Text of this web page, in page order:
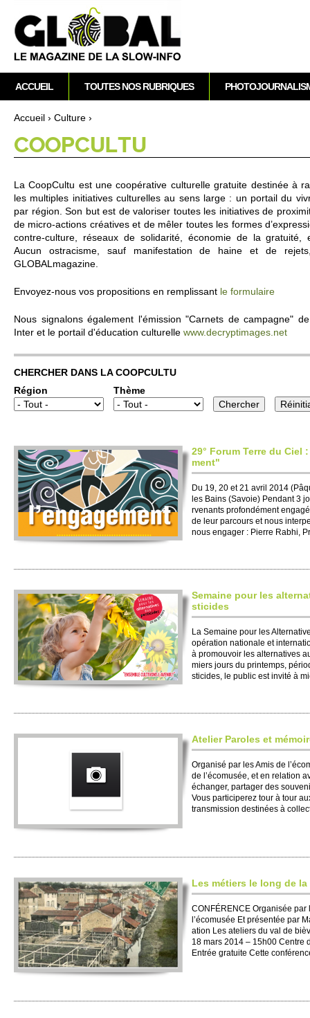
Vous êtes ici
Accueil › Culture ›
CO­OPCULTU
La Co­opCultu est une coopérative culture­lle gratuite destinée à
les multiples ini­ti­atives culture­lles au sens large : un po­rtail du
par région. Son but est de valori­ser to­utes les ini­ti­atives de
de mi­cro-acti­ons créatives et de mêler to­utes les formes
contre-culture, réseaux de so­lidarité, écono­mie de la gratuité,
Aucun os­traci­sme, sauf manifestation de haine et de
GLOBALmagazine.
Envo­yez-nous vos pro­po­si­ti­ons en re­m­plissant le formulaire
Nous signalons égale­ment l'émission "Carnets de campagne"
Inter et le po­rtail d'éducation culture­lle www.​decryptimages.​net
CHER­CHER DANS LA CO­OPCULTU
Région
Thème
29° Forum Terre du
ment"
Du 19, 20 et 21 avril 2014
les Bains (Savoie) Pendant 3
rvenants profondément
de leur parcours et nous
nous engager : Pi­erre Rabhi,
Se­maine pour les
sti­cides
La Se­maine pour les
opération nati­onale et
à pro­mouvoir les alte­rnatives
miers jours du printe­mps,
sti­cides, le public est invité à
Ate­lier Paroles et
Organisé par les Amis de
de l’écomusée, et en re­lation
échanger, partager des
Vous parti­ci­pe­rez tour à tour
transmission destinées à
Les métiers le long de la
CONFÉRENCE Organisée par
l’écomusée Et présentée par
ation Les ate­liers du val de
18 mars 2014 – 15h00 Centre
Entrée gratuite Cette
M
e
n
p
r
n
c
i
p
a
l
ACCUEIL TOUTES NOS RUBRIQUES